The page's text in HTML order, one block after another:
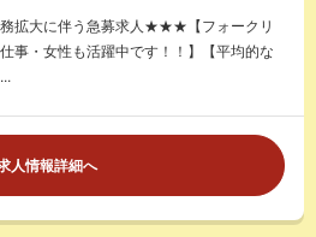
大に伴う急募求人★★★【フォークリ
事・女性も活躍中です！！】【平均的な
人情報詳細へ